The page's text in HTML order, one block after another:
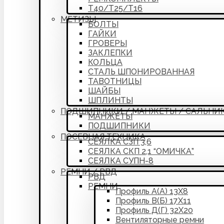
Т40/Т25/Т16
МЕТИЗЫ
БОЛТЫ
ГАЙКИ
ГРОВЕРЫ
ЗАКЛЕПКИ
КОЛЬЦА
СТАЛЬ ШПОНИРОВАННАЯ
ТАВОТНИЦЫ
ШАЙБЫ
ШПЛИНТЫ
ПОДШИПНИКИ / МАНЖЕТЫ /
МАНЖЕТЫ
ПОДШИПНИКИ
ПОСЕВНАЯ ТЕХНИКА
СЕЯЛКА СЗП 3,6
СЕЯЛКА СКП 2,1 “ОМИЧКА”
СЕЯЛКА СУПН-8
РЕМНИ / РВД
РВД
РЕМНИ
Профиль А(А) 13Х8
Профиль В(Б) 17Х11
Профиль Д(Г) 32Х20
Вентиляторные ремни